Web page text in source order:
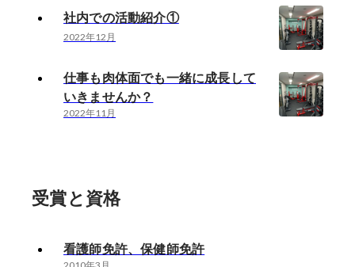
社内での活動紹介①
2022年12月
仕事も肉体面でも一緒に成長して
いきませんか？
2022年11月
受賞と資格
看護師免許、保健師免許